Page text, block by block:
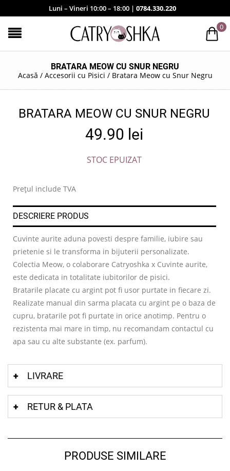
Luni – Vineri 10:00 – 18:00 | 0784.330.220
0
BRATARA MEOW CU SNUR NEGRU
Acasă / Accesorii cu Pisici / Bratara Meow cu Snur Negru
BRATARA MEOW CU SNUR NEGRU
49.90 lei
STOC EPUIZAT
Prețul include TVA
DESCRIERE PRODUS
Cuvinte aurite aduna povesti despre familie, iubire sau
prietenie si le transforma in bijuterii personalizate.
Colectia Meow, o colaborare Catryoshka x Cuvinte aurite,
este dedicata in totalitate iubitorilor de pisici.
Bratarile placate cu argint pot fi usor purtate in fiecare zi.
Realizate manual din sarma placata cu argint pe o baza de
cupru, bratarile pot fi purtate in orice anotimp. Pentru o
rezistenta mai mare in timp, nu recomandam contactul cu
apa sau cu alte substante (ex. parfum).
LIVRARE
RETUR & PLATA
PRODUSE SIMILARE